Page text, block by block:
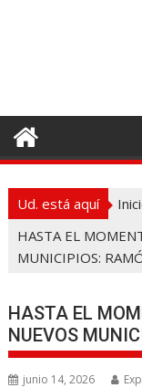
o
t
Ud. está aquí
HASTA EL
MUNICIPIOS:
HASTA EL
NUEVOS
junio 14, 2026